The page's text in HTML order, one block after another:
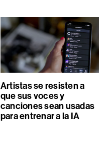
Artistas se resisten a
que sus voces y
canciones sean usadas
para entrenar a la IA